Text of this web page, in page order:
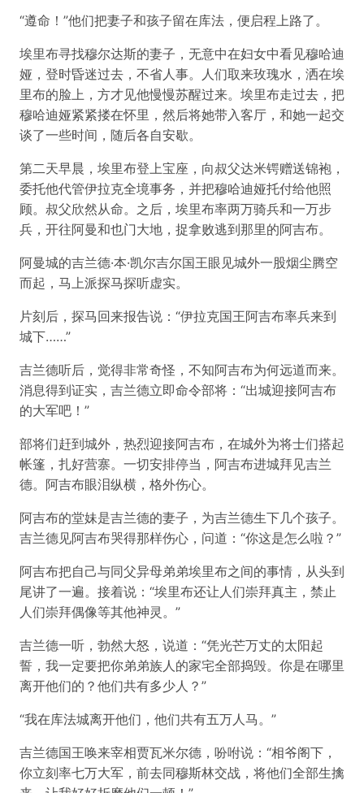
“遵命！”他们把妻子和孩子留在库法，便启程上路了。
埃里布寻找穆尔达斯的妻子，无意中在妇女中看见穆哈迪
娅，登时昏迷过去，不省人事。人们取来玫瑰水，洒在埃
里布的脸上，方才见他慢慢苏醒过来。埃里布走过去，把
穆哈迪娅紧紧搂在怀里，然后将她带入客厅，和她一起交
谈了一些时间，随后各自安歇。
第二天早晨，埃里布登上宝座，向叔父达米锷赠送锦袍，
委托他代管伊拉克全境事务，并把穆哈迪娅托付给他照
顾。叔父欣然从命。之后，埃里布率两万骑兵和一万步
兵，开往阿曼和也门大地，捉拿败逃到那里的阿吉布。
阿曼城的吉兰德·本·凯尔吉尔国王眼见城外一股烟尘腾空
而起，马上派探马探听虚实。
片刻后，探马回来报告说：“伊拉克国王阿吉布率兵来到
城下……”
吉兰德听后，觉得非常奇怪，不知阿吉布为何远道而来。
消息得到证实，吉兰德立即命令部将：“出城迎接阿吉布
的大军吧！”
部将们赶到城外，热烈迎接阿吉布，在城外为将士们搭起
帐篷，扎好营寨。一切安排停当，阿吉布进城拜见吉兰
德。阿吉布眼泪纵横，格外伤心。
阿吉布的堂妹是吉兰德的妻子，为吉兰德生下几个孩子。
吉兰德见阿吉布哭得那样伤心，问道：“你这是怎么啦？”
阿吉布把自己与同父异母弟弟埃里布之间的事情，从头到
尾讲了一遍。接着说：“埃里布还让人们崇拜真主，禁止
人们崇拜偶像等其他神灵。”
吉兰德一听，勃然大怒，说道：“凭光芒万丈的太阳起
誓，我一定要把你弟弟族人的家宅全部捣毁。你是在哪里
离开他们的？他们共有多少人？”
“我在库法城离开他们，他们共有五万人马。”
吉兰德国王唤来宰相贾瓦米尔德，吩咐说：“相爷阁下，
你立刻率七万大军，前去同穆斯林交战，将他们全部生擒